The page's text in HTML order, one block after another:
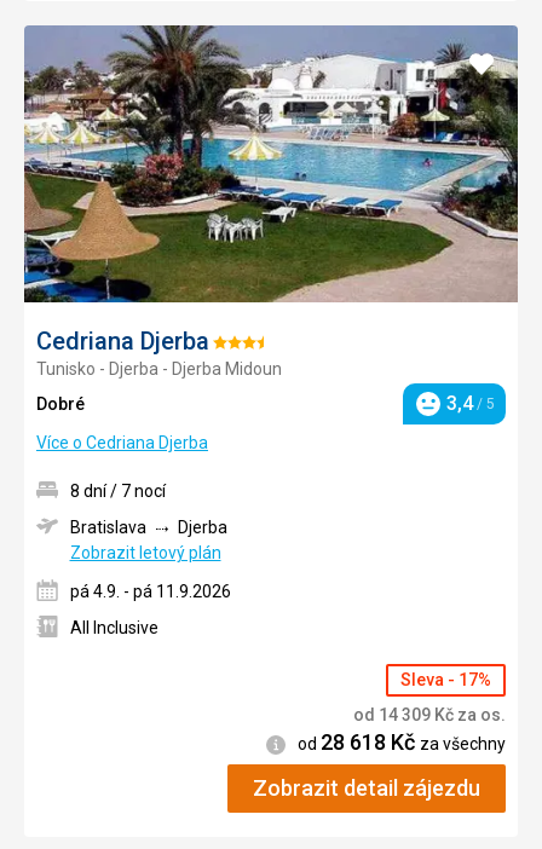
Cedriana Djerba Hodnocení:
3.5/5
Tunisko - Djerba - Djerba Midoun
Dobré
Hodnocení
3,4/ 5
Více o Cedriana Djerba
Přidat
do
8 dní / 7 nocí
Bratislava
Djerba
Zobrazit letový plán
pá 4.9. - pá 11.9.2026
All Inclusive
Sleva - 17%
od 14 309 Kč za os.
Informace
od 28 618 Kč za všechny
Zobrazit detail zájezdu